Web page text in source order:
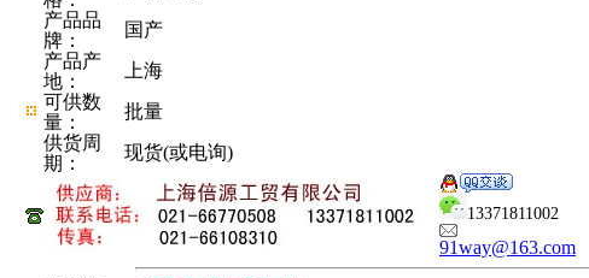
产品品
牌：
国产
产品产
地：
上海
可供数
量：
批量
供货周
期：
现货(或电询)
13371811002
91way@163.com